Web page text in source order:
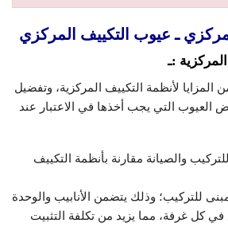
ـ عيوب التكييف المركزي
:ـ
المزايا لأنظمة التكييف المركزية، وتفضيل
العيوب التي يجب أخذها في الاعتبار عند
للتركيب والصيانة مقارنة بأنظمة التكييف
للتركيب؛ وذلك يتضمن الأنابيب والوحدة
في كل غرفة، مما يزيد من تكلفة التثبيت